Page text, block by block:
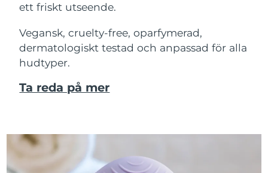
ett friskt utseende.
Vegansk, cruelty-free, oparfymerad,
dermatologiskt testad och anpassad för alla
hudtyper.
Ta reda på mer